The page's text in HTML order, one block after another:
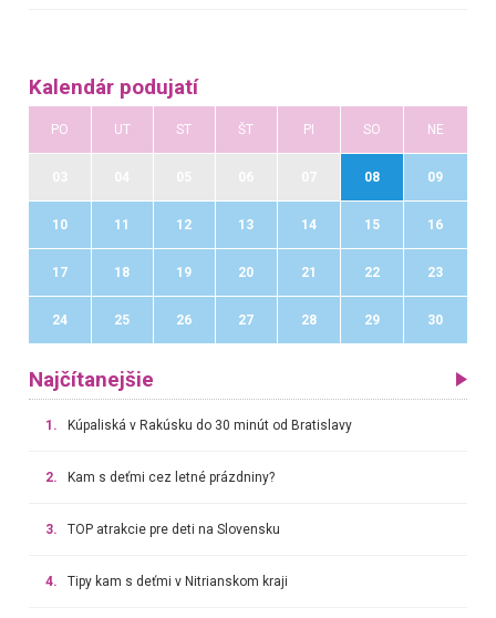
Kalendár podujatí
PO UT ST ŠT PI SO NE
08 09
10 11 12 13 14 15 16
17 18 19 20 21 22 23
24 25 26 27 28 29 30
Najčítanejšie
1. Kúpaliská v Rakúsku do 30 minút od Bratislavy
2. Kam s deťmi cez letné prázdniny?
3. TOP atrakcie pre deti na Slovensku
4. Tipy kam s deťmi v Nitrianskom kraji